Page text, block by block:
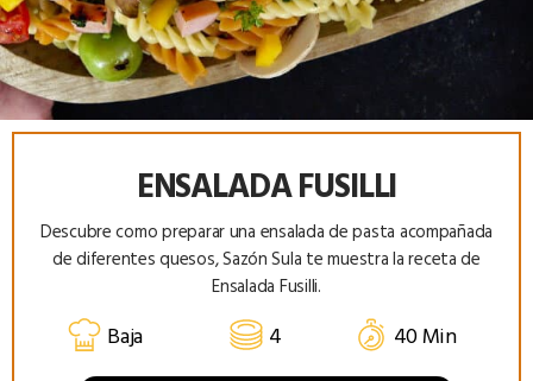
ENSALADA FUSILLI
Descubre como preparar una ensalada de pasta acompañada
de diferentes quesos, Sazón Sula te muestra la receta de
Ensalada Fusilli.
Baja 4
40 Min